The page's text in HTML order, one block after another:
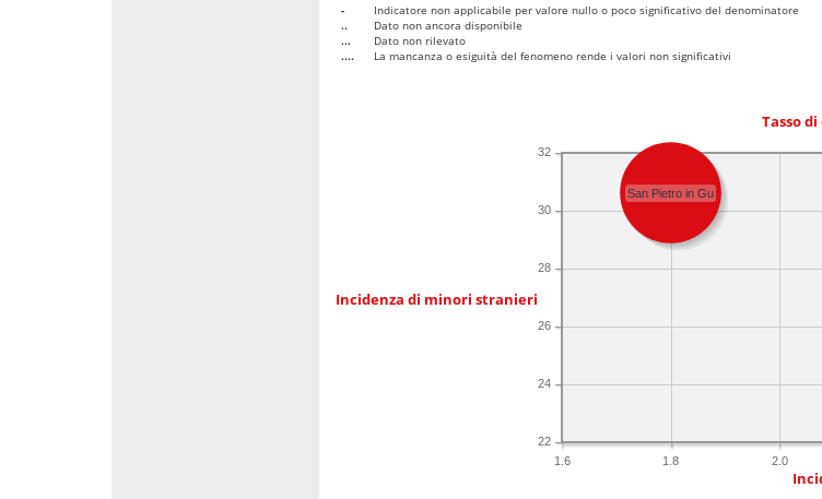
-
Indicatore non applicabile per valore nullo o poco significativo del denominatore
..
Dato non ancora disponibile
...
Dato non rilevato
....
La mancanza o esiguità del fenomeno rende i valori non significativi
Tasso
Incidenza di minori stranieri
1.6 1.8 2.0
22
24
26
28
30
32
San Pietro in Gu